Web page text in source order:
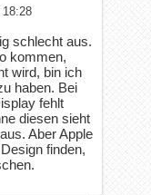
18:28
schlecht aus.
kommen,
wird, bin ich
haben. Bei
fehlt
diesen sieht
Aber Apple
finden,